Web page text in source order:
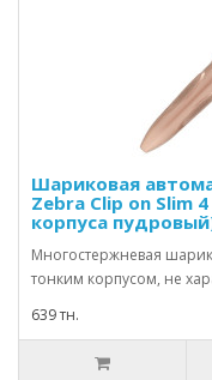
Шариковая
Zebra Clip on Slim
корпуса
Многостержневая
тонким корпусом, не
639 тн.